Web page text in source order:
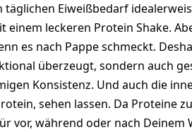
täglichen Eiweißbedarf
einem leckeren Protein Shake.
es nach Pappe schmeckt.
überzeugt, sondern auch
Konsistenz. Und auch die
sehen lassen. Da Proteine
vor, während oder nach Deinem